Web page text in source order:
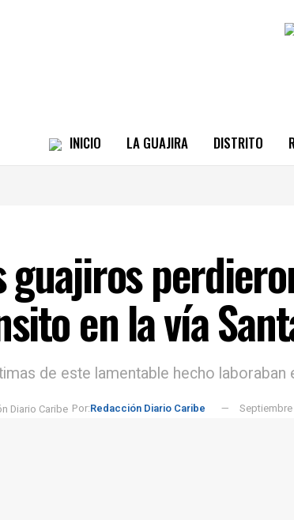
INICIO LA GUAJIRA DISTRITO
guajiros
en la vía
de este lamentable hecho
Por:Redacción Diario Caribe